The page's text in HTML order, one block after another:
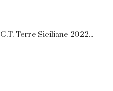
Catarratto Bio I.G.T. Terre Siciliane 2022 - Bag-in-Box 5lt